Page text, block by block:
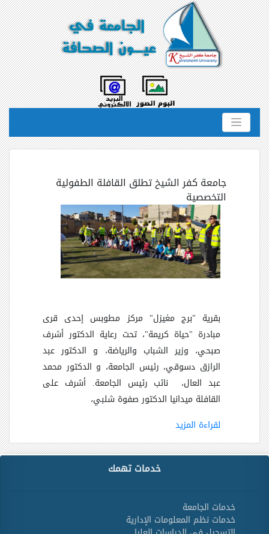
جامعة كفر الشيخ تطلق القافلة الطفولية
التخصصية
بقرية "برج مغيزل" مركز مطوبس إحدى قرى
مبادرة "حياة كريمة"، تحت رعاية الدكتور أشرف
صبحي، وزير الشباب والرياضة، و الدكتور عبد
الرازق دسوقي، رئيس الجامعة، و الدكتور محمد
عبد العال، نائب رئيس الجامعة. أشرف على
القافلة ميدانيا الدكتور صفوة شلبي،
لقراءة المزيد
خدمات تهمك
خدمات الجامعة
خدمات نظم المعلومات الإدارية